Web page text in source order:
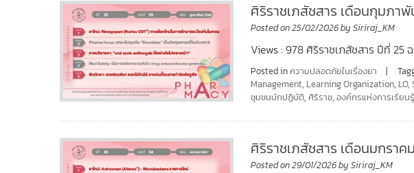
ศิริราชเภสัชสาร เดือนกุมภา
Posted on25/02/2026by Siriraj_KM
Views : 978 ศิริราชเภสัชสาร ปีที่ 25
Posted in ความปลอดภัยในเรื่องยา
Management, Learning Organization, LO,
ชุมชนนักปฏิบัติ, ศิริราช, องค์กรแห่งการเรียนรู้
ศิริราชเภสัชสาร เดือนมกราค
Posted on29/01/2026by Siriraj_KM